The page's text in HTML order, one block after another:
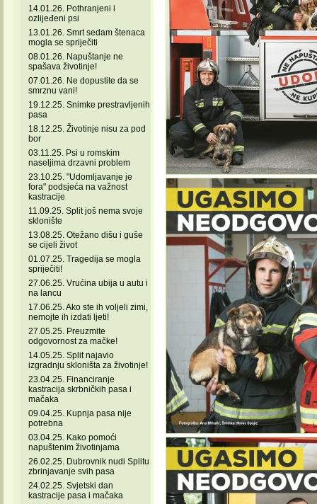
14.01.26. Pothranjeni i
ozlijeđeni psi
13.01.26. Smrt sedam štenaca
mogla se spriječiti
08.01.26. Napuštanje ne
spašava životinje!
07.01.26. Ne dopustite da se
smrznu vani!
19.12.25. Snimke prestravljenih
pasa
18.12.25. Životinje nisu za pod
bor
03.11.25. Psi u romskim
naseljima drzavni problem
23.10.25. "Udomljavanje je
fora" podsjeća na važnost
kastracije
11.09.25. Split još nema svoje
sklonište
13.08.25. Otežano dišu i guše
se cijeli život
01.07.25. Tragedija se mogla
spriječiti!
27.06.25. Vrućina ubija u autu i
na lancu
17.06.25. Ako ste ih voljeli zimi,
nemojte ih izdati ljeti!
27.05.25. Preuzmite
odgovornost za mačke!
14.05.25. Split najavio
izgradnju skloništa za životinje!
23.04.25. Financiranje
kastracija skrbničkih pasa i
mačaka
09.04.25. Kupnja pasa nije
potrebna
03.04.25. Kako pomoći
napuštenim životinjama
26.02.25. Dubrovnik nudi Splitu
zbrinjavanje svih pasa
24.02.25. Svjetski dan
kastracije pasa i mačaka